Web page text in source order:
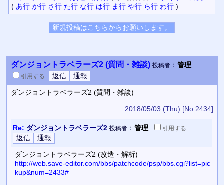
( あ行 か行 さ行 た行 な行 は行 ま行 や行 ら行 わ行 )
ダンジョントラベラーズ2 (質問・雑談) 投稿者： 管理
引用する
ダンジョントラベラーズ2 (質問・雑談)
2018/05/03 (Thu) [No.2434]
Re: ダンジョントラベラーズ2 投稿者： 管理 引用する
ダンジョントラベラーズ2 (改造・解析)
http://web.save-editor.com/bbs/patchcode/psp/bbs.cgi?list=pic
kup&num=2433#